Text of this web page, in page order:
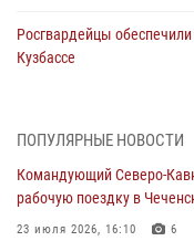
Росгвардейцы
Кузбассе
В Кабардино-Балкарии
08 августа 2026, 07:00
Военнослужащие
ПОПУЛЯРНЫЕ НОВОСТИ
Командующий Северо-
рабочую поездку в
23 июля 2026, 16:10 6